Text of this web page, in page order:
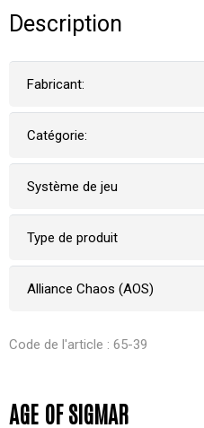
Description
Fabricant:
Catégorie:
Système de jeu
Type de produit
Alliance Chaos (AOS)
Code de l'article : 65-39
AGE OF SIGMAR